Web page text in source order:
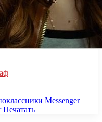
Messenger
Печатать